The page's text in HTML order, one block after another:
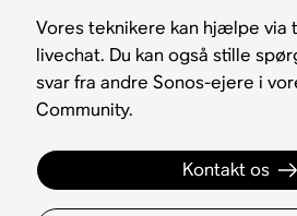
Vores teknikere kan hjælpe via
livechat. Du kan også stille
svar fra andre Sonos-ejere i
Community.
Kontakt os